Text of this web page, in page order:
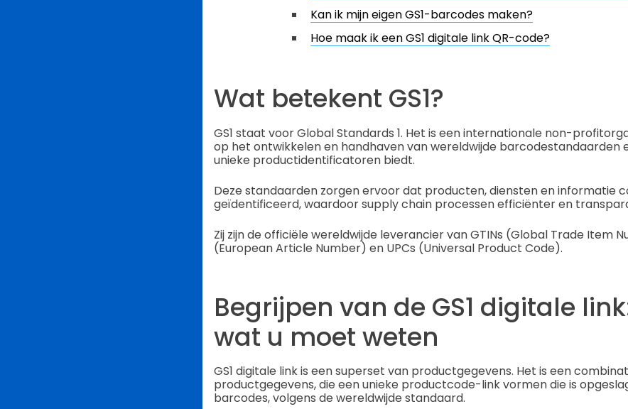
Kan ik mijn eigen GS1-barcodes maken?
Hoe maak ik een GS1 digitale link QR-code?
Wat betekent GS1?
GS1 staat voor Global Standards 1. Het is een internationale non-
op het ontwikkelen en handhaven van wereldwijde barcodestandaarden
unieke productidentificatoren biedt.
Deze standaarden zorgen ervoor dat producten, diensten en informatie
geïdentificeerd, waardoor supply chain processen efficiënter en
Zij zijn de officiële wereldwijde leverancier van GTINs (Global Trade Item
(European Article Number) en UPCs (Universal Product Code).
Begrijpen van de GS1 digitale
wat u moet weten
GS1 digitale link is een superset van productgegevens. Het is een
productgegevens, die een unieke productcode-link vormen die is
barcodes, volgens de wereldwijde standaard.